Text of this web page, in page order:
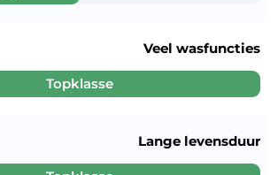
Topklasse
Veel wasfuncties
Lange levensduur